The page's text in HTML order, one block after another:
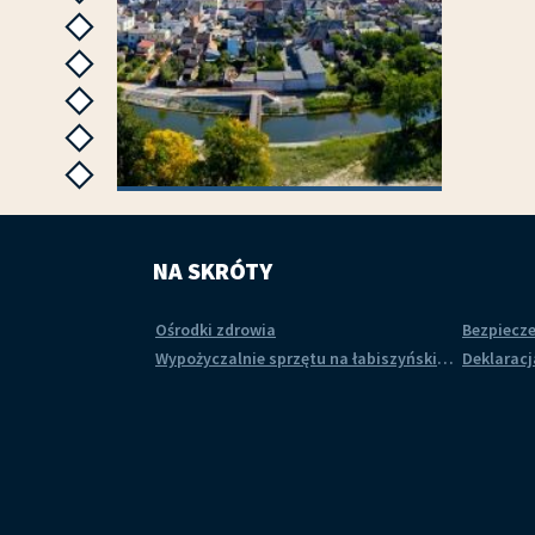
następne
następne
następne
następne
następne
następne
NA SKRÓTY
Ośrodki zdrowia
Wypożyczalnie sprzętu na łabiszyńskiej wyspie